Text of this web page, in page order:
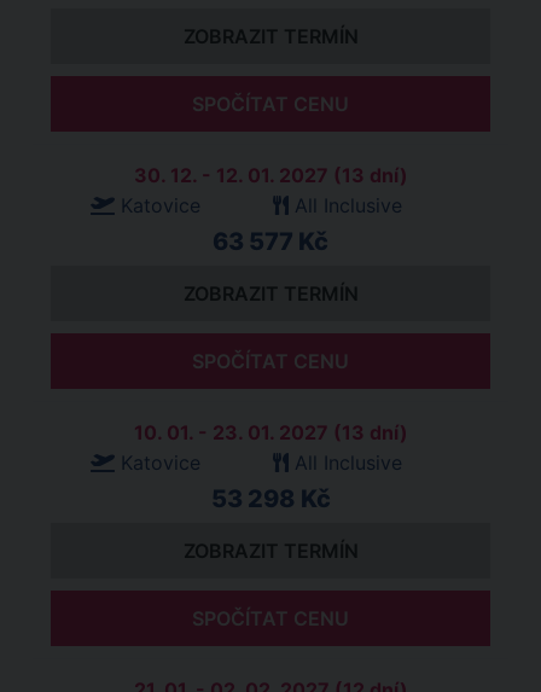
ZOBRAZIT TERMÍN
SPOČÍTAT CENU
30. 12. - 12. 01. 2027 (13 dní)
Katovice
All Inclusive
63 577 Kč
ZOBRAZIT TERMÍN
SPOČÍTAT CENU
10. 01. - 23. 01. 2027 (13 dní)
Katovice
All Inclusive
53 298 Kč
ZOBRAZIT TERMÍN
SPOČÍTAT CENU